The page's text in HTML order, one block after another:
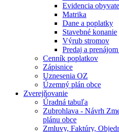
Evidencia
Matrika
Dane a poplatky
Stavebné konanie
Výrub stromov
Predaj a
Cenník poplatkov
Zápisnice
Uznesenia OZ
Územný plán obce
Zverejňovanie
Úradná tabuľa
Zubrohlava - Návrh
plánu obce
Zmluvy, Faktúry,